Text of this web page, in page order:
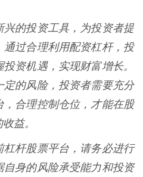
的投资工具，为投资者提
过合理利用配资杠杆，投
资机遇，实现财富增长。
的风险，投资者需要充分
，合理控制仓位，才能在股
益。
杆股票平台，请务必进行
自身的风险承受能力和投资